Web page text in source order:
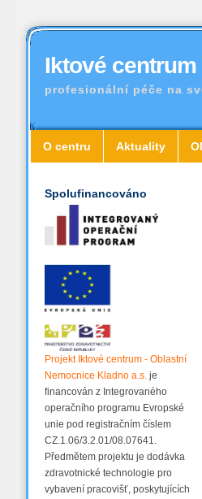
Iktové
profesionální péče na
O centru Aktuality
Spolufinancováno
Projekt Iktové centrum - Oblastní
Nemocnice Kladno a.s. je
financován z Integrovaného
operačního programu Evropské
unie pod registračním číslem
CZ.1.06/3.2.01/08.07641.
Předmětem projektu je dodávka
zdravotnické technologie pro
vybavení pracovišť, poskytujících